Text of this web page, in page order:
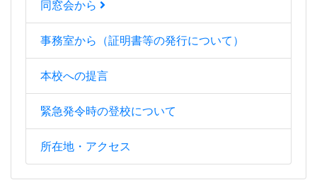
同窓会から
事務室から（証明書等の発行について）
本校への提言
緊急発令時の登校について
所在地・アクセス